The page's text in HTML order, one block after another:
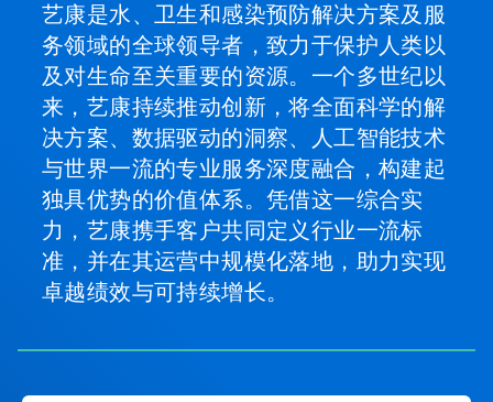
艺康是水、卫生和感染预防解决方案及服
务领域的全球领导者，致力于保护人类以
及对生命至关重要的资源。一个多世纪以
来，艺康持续推动创新，将全面科学的解
决方案、数据驱动的洞察、人工智能技术
与世界一流的专业服务深度融合，构建起
独具优势的价值体系。凭借这一综合实
力，艺康携手客户共同定义行业一流标
准，并在其运营中规模化落地，助力实现
卓越绩效与可持续增长。